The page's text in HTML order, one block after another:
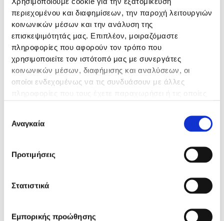
περιεχομένου και διαφημίσεων, την παροχή λειτουργιών
κοινωνικών μέσων και την ανάλυση της
επισκεψιμότητάς μας. Επιπλέον, μοιραζόμαστε
πληροφορίες που αφορούν τον τρόπο που
χρησιμοποιείτε τον ιστότοπό μας με συνεργάτες
κοινωνικών μέσων, διαφήμισης και αναλύσεων, οι
οποίοι ενδεχομένως να τις συνδυάσουν με άλλες
συγκατάθεσης
Αναγκαία
Προτιμήσεις
Στατιστικά
Εμπορικής προώθησης
Νεφρεκτομή (ριζική,
μερική)
Κυστεκτομή (ανοικτή,
λαπαροσκοπική)
Πλαστική
αποκατάσταση όλων
των συγγενών
(πυελοπλαστική)
και πλέον χρόνια συνεχούς
λειτουργίας είναι σε θέση να